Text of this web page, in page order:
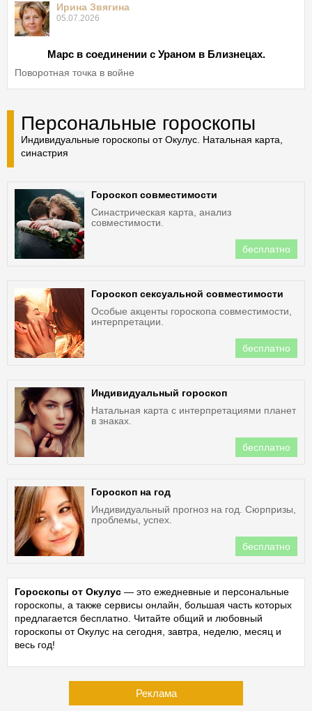
Ирина Звягина
05.07.2026
Марс в соединении с Ураном в Близнецах.
Поворотная точка в войне
Персональные гороскопы
Индивидуальные гороскопы от Окулус. Натальная карта,
синастрия
Гороскоп совместимости
Синастрическая карта, анализ
совместимости.
бесплатно
Гороскоп сексуальной совместимости
Особые акценты гороскопа совместимости,
интерпретации.
бесплатно
Индивидуальный гороскоп
Натальная карта с интерпретациями планет
в знаках.
бесплатно
Гороскоп на год
Индивидуальный прогноз на год. Сюрпризы,
проблемы, успех.
бесплатно
Гороскопы от Окулус — это ежедневные и персональные
гороскопы, а также сервисы онлайн, большая часть которых
предлагается бесплатно. Читайте общий и любовный
гороскопы от Окулус на сегодня, завтра, неделю, месяц и
весь год!
Реклама